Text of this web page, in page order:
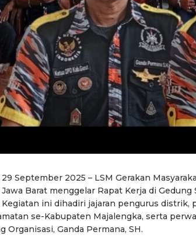
September 2025 – LSM Gerakan
Barat menggelar Rapat Kerja di
Kegiatan ini dihadiri jajaran pengurus distrik,
se-Kabupaten Majalengka, serta
Organisasi, Ganda Permana, SH.